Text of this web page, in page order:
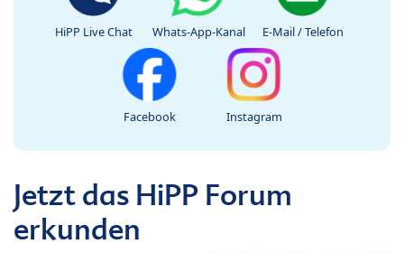
HiPP Live Chat Whats-App-Kanal E-Mail / Telefon
Facebook Instagram
Jetzt das HiPP Forum
erkunden